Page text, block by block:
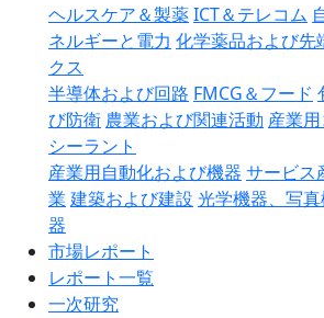
ヘルスケア＆製薬ICT＆テレコム
ネルギーと電力 化学薬品および先
クス
半導体および回路 FMCG＆フード
び防衛 農業および関連活動 産業
シーラント
産業用自動化および機器 サービス
業 建築および建設 光学機器、写
器
市場レポート
レポート一覧
一次研究